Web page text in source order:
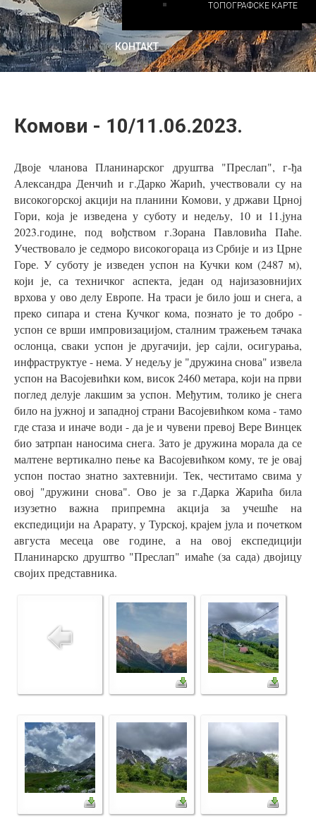
ТОПОГРАФСКЕ КАРТЕ
КОНТАКТ
Комови - 10/11.06.2023.
Двоје чланова Планинарског друштва "Преслап", г-ђа
Александра Денчић и г.Дарко Жарић, учествовали су на
високогорској акцији на планини Комови, у држави Црној
Гори, која је изведена у суботу и недељу, 10 и 11.јуна
2023.године, под вођством г.Зорана Павловића Паће.
Учествовало је седморо високогораца из Србије и из Црне
Горе. У суботу је изведен успон на Кучки ком (2487 м),
који је, са техничког аспекта, један од најизазовнијих
врхова у ово делу Европе. На траси је било још и снега, а
преко сипара и стена Кучког кома, познато је то добро -
успон се врши импровизацијом, сталним тражењем тачака
ослонца, сваки успон је другачији, јер сајли, осигурања,
инфраструктуе - нема. У недељу је "дружина снова" извела
успон на Васојевићки ком, висок 2460 метара, који на први
поглед делује лакшим за успон. Међутим, толико је снега
било на јужној и западној страни Васојевићком кома - тамо
где стаза и иначе води - да је и чувени превој Вере Винцек
био затрпан наносима снега. Зато је дружина морала да се
малтене вертикално пење ка Васојевићком кому, те је овај
успон постао знатно захтевнији. Тек, честитамо свима у
овој "дружини снова". Ово је за г.Дарка Жарића била
изузетно важна припремна акција за учешће на
експедицији на Арарату, у Турској, крајем јула и почетком
августа месеца ове године, а на овој експедицији
Планинарско друштво "Преслап" имаће (за сада) двојицу
својих представника.